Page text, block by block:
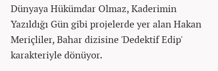
Dünyaya Hükümdar Olmaz, Kaderimin
Yazıldığı Gün gibi projelerde yer alan Hakan
Meriçliler, Bahar dizisine 'Dedektif Edip'
karakteriyle dönüyor.